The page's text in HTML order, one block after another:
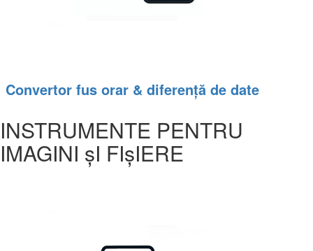
Convertor fus orar & diferență de date
INSTRUMENTE PENTRU
IMAGINI șI FIșIERE